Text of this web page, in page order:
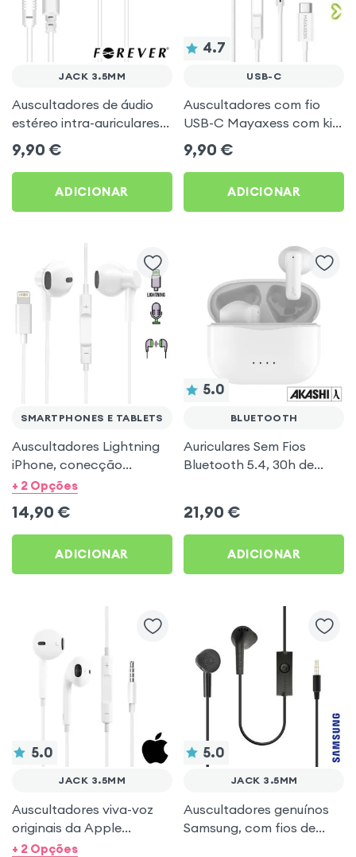
JACK 3.5MM
Auscultadores de áudio
estéreo intra-auriculares
branco da Forever
9,90 €
ADICIONAR
4.7
USB-C
Auscultadores com fio
USB-C Mayaxess com kit
mãos-livres – Brancos
9,90 €
ADICIONAR
SMARTPHONES E TABLETS
Auscultadores Lightning
iPhone, conecção
Bluetooth com kit mãos-
+ 2 Opções
14,90 €
ADICIONAR
5.0
BLUETOOTH
Auriculares Sem Fios
Bluetooth 5.4, 30h de
21,90 €
ADICIONAR
5.0
JACK 3.5MM
Auscultadores viva-voz
originais da Apple
Earpods - branco
+ 2 Opções
5.0
JACK 3.5MM
Auscultadores genuínos
Samsung, com fios de